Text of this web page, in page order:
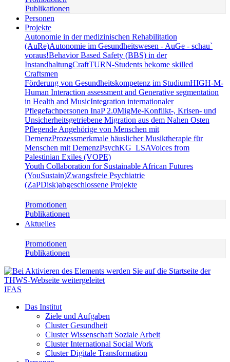
Publikationen
Personen
Projekte
Autonomie in der medizinischen Rehabilitation
(AuRe)Autonomie im Gesundheitswesen - AuGe - schau`
voraus!Behavior Based Safety (BBS) in der
InstandhaltungCraftTURN-Students bekome skilled
Craftsmen
Förderung von Gesundheitskompetenz im StudiumHIGH-M-
Human Interaction assessment and Generative segmentation
in Health and MusicIntegration internationaler
Pflegefachpersonen InaP 2.0MigMe-Konflikt-, Krisen- und
Unsicherheitsgetriebene Migration aus dem Nahen Osten
Pflegende Angehörige von Menschen mit
DemenzProzessmerkmale häuslicher Musiktherapie für
Menschen mit DemenzPsychKG_LSAVoices from
Palestinian Exiles (VOPE)
Youth Collaboration for Sustainable African Futures
(YouSustain)Zwangsfreie Psychiatrie
(ZaPDisk)abgeschlossene Projekte
Promotionen
Publikationen
Aktuelles
Promotionen
Publikationen
IFAS
Das Institut
Ziele und Aufgaben
Cluster Gesundheit
Cluster Wissenschaft Soziale Arbeit
Cluster International Social Work
Cluster Digitale Transformation